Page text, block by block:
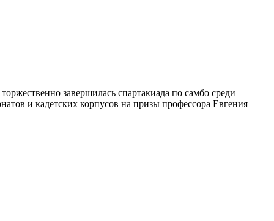
завершилась спартакиада по самбо среди
и кадетских корпусов на призы профессора Евгения